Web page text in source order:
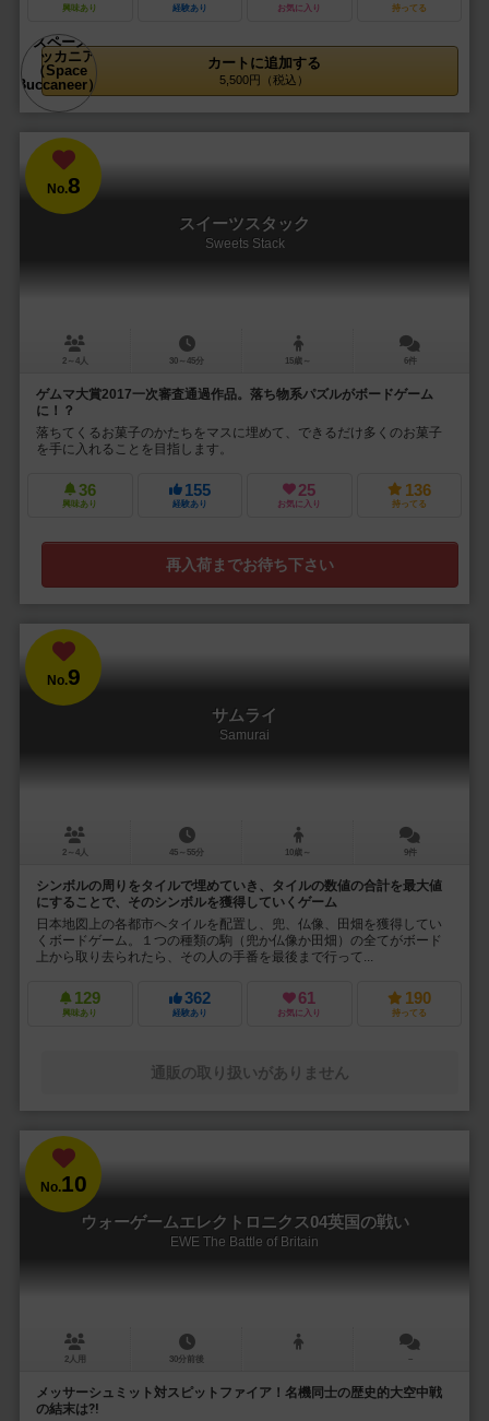
興味あり 経験あり お気に入り 持ってる
カートに追加する
5,500円（税込）
No.8
スイーツスタック
Sweets Stack
2～4人 30～45分 15歳～ 6件
ゲムマ大賞2017一次審査通過作品。落ち物系パズルがボードゲーム
に！？
落ちてくるお菓子のかたちをマスに埋めて、できるだけ多くのお菓子
を手に入れることを目指します。
36
興味あり
155
経験あり
25
お気に入り
136
持ってる
再入荷までお待ち下さい
No.9
サムライ
Samurai
2～4人 45～55分 10歳～ 9件
シンボルの周りをタイルで埋めていき、タイルの数値の合計を最大値
にすることで、そのシンボルを獲得していくゲーム
日本地図上の各都市へタイルを配置し、兜、仏像、田畑を獲得してい
くボードゲーム。１つの種類の駒（兜か仏像か田畑）の全てがボード
上から取り去られたら、その人の手番を最後まで行って...
129
興味あり
362
経験あり
61
お気に入り
190
持ってる
通販の取り扱いがありません
No.10
ウォーゲームエレクトロニクス04英国の戦い
EWE The Battle of Britain
2人用 30分前後 －
メッサーシュミット対スピットファイア！名機同士の歴史的大空中戦
の結末は⁈